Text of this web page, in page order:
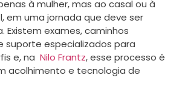
à mulher, mas ao casal ou à
em uma jornada que deve ser
Existem exames, caminhos
suporte especializados para
e, na Nilo Frantz, esse processo é
acolhimento e tecnologia de